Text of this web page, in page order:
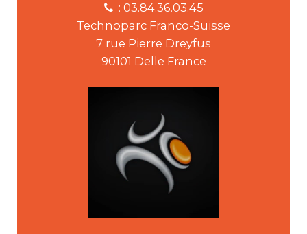
: 03.84.36.03.45
Technoparc Franco-Suisse
7 rue Pierre Dreyfus
90101 Delle France